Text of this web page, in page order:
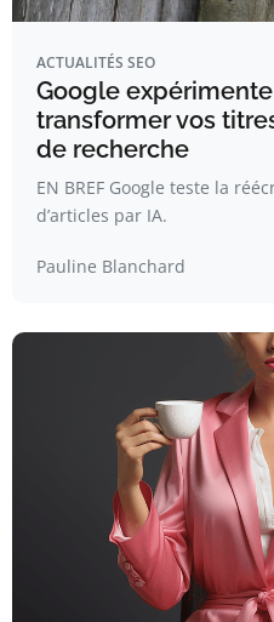
ACTUALITÉS SEO
Google expérimente
transformer vos
de recherche
EN BREF Google teste la
d’articles par IA.
Pauline Blanchard